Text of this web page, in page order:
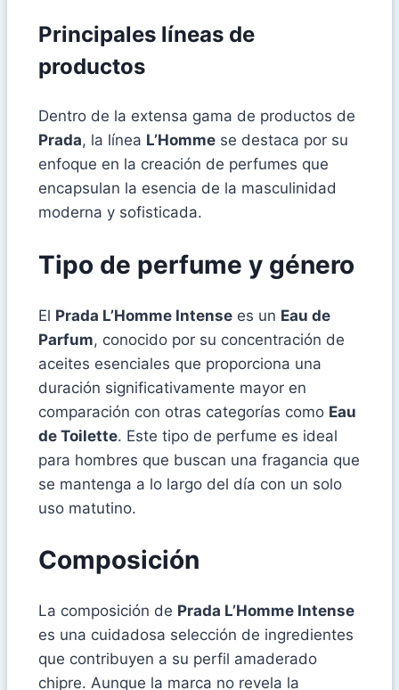
Principales líneas de
productos
Dentro de la extensa gama de productos de
Prada, la línea L’Homme se destaca por su
enfoque en la creación de perfumes que
encapsulan la esencia de la masculinidad
moderna y sofisticada.
Tipo de perfume y género
El Prada L’Homme Intense es un Eau de
Parfum, conocido por su concentración de
aceites esenciales que proporciona una
duración significativamente mayor en
comparación con otras categorías como Eau
de Toilette. Este tipo de perfume es ideal
para hombres que buscan una fragancia que
se mantenga a lo largo del día con un solo
uso matutino.
Composición
La composición de Prada L’Homme Intense
es una cuidadosa selección de ingredientes
que contribuyen a su perfil amaderado
chipre. Aunque la marca no revela la